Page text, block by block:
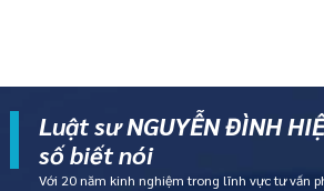
Luật sư NGUYỄN ĐÌNH
số biết nói
Với 20 năm kinh nghiệm trong lĩnh vực tư vấn